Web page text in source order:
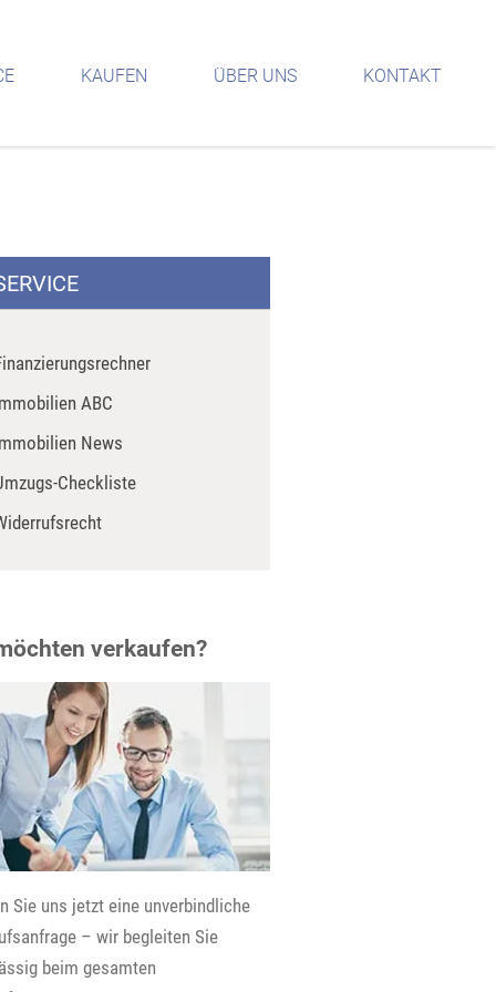
KAUFEN ÜBER UNS KONTAKT
ABC
News
Checkliste
verkaufen?
Sie uns jetzt eine unverbindliche
– wir begleiten Sie
beim gesamten